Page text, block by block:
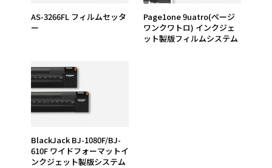
AS-3266FL フィルムセッタ
ー
page1one 9uatro(ページ
ワンクワトロ) インクジェ
ット製版フィルムシステム
BlackJack BJ-1080F/BJ-
610F ワイドフォーマットイ
ンクジェット製版システム